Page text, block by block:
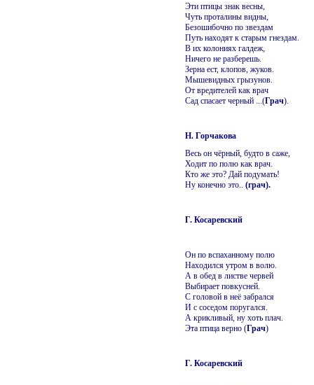
Эти птицы знак весны,
Чуть проталины видны,
Безошибочно по звездам
Путь находят к старым гнездам.
В их колониях галдеж,
Ничего не разберешь.
Зерна ест, клопов, жуков.
Мышевидных грызунов.
От вредителей как врач
Сад спасает черный ...(Грач).
Н. Горчакова
Весь он чёрный, будто в саже,
Ходит по полю как врач.
Кто же это? Дай подумать!
Ну конечно это.. (грач).
Г. Косаревский
Он по вспаханному полю
Находился утром в волю.
А в обед в листве червей
Выбирает повкусней.
С головой в неё забрался
И с соседом поругался.
А крикливый, ну хоть плач.
Эта птица верно (Грач)
Г. Косаревский